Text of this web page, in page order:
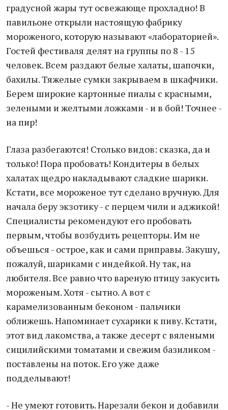
градусной жары тут освежающе прохладно! В
павильоне открыли настоящую фабрику
мороженого, которую называют «лабораторией».
Гостей фестиваля делят на группы по 8 - 15
человек. Всем раздают белые халаты, шапочки,
бахилы. Тяжелые сумки закрываем в шкафчики.
Берем широкие картонные пиалы с красными,
зелеными и желтыми ложками - и в бой! Точнее -
на пир!
Глаза разбегаются! Столько видов: сказка, да и
только! Пора пробовать! Кондитеры в белых
халатах щедро накладывают сладкие шарики.
Кстати, все мороженое тут сделано вручную. Для
начала беру экзотику - с перцем чили и аджикой!
Специалисты рекомендуют его пробовать
первым, чтобы возбудить рецепторы. Им не
объешься - острое, как и сами приправы. Закушу,
пожалуй, шариками с индейкой. Ну так, на
любителя. Все равно что вареную птицу закусить
мороженым. Хотя - сытно. А вот с
карамелизованным беконом - пальчики
оближешь. Напоминает сухарики к пиву. Кстати,
этот вид лакомства, а также десерт с вялеными
сицилийскими томатами и свежим базиликом -
поставлены на поток. Его уже даже
подделывают!
- Не умеют готовить. Нарезали бекон и добавили